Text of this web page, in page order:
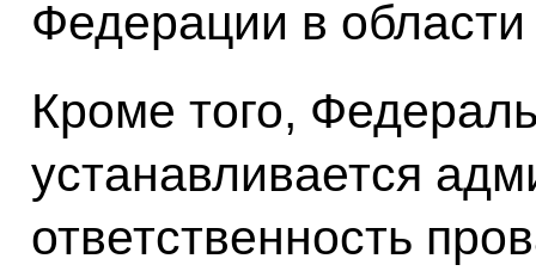
Федерации в
Кроме того,
устанавливается
ответственность